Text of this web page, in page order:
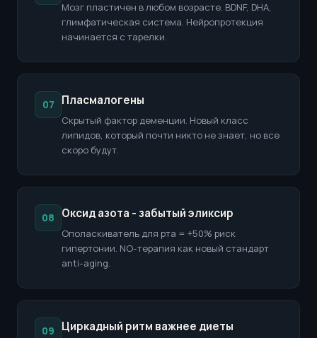
Мозг пластичен в любом возрасте. BDNF, DHA,
глимфатическая система. Нейропротекция
начинается с тарелки.
07 Пласмалогены
Скрытый фактор деменции. Новый класс
липидов, который почти никто не знает, но все
скоро будут.
08 Оксид азота - забытый эликсир
Ополаскиватель для рта = +50% риск
гипертонии. NO-терапия как новый стандарт
anti-aging.
09 Циркадный ритм важнее диеты